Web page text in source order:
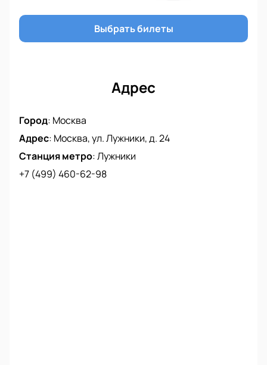
Выбрать билеты
Адрес
Город: Москва
Адрес: Москва, ул. Лужники, д. 24
Станция метро:Лужники
+7 (499) 460-62-98